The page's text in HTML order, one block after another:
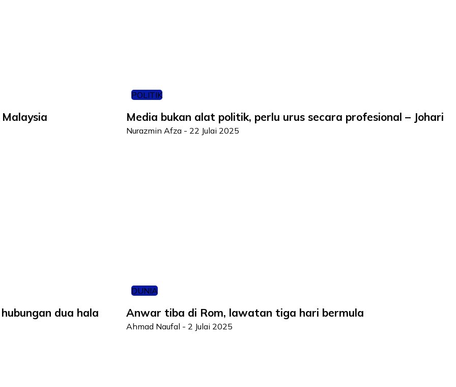
POLITIK
Media bukan alat politik, perlu urus secara profesional – Johari
Nurazmin Afza - 22 Julai 2025
dua hala
DUNIA
Anwar tiba di Rom, lawatan tiga hari bermula
Ahmad Naufal - 2 Julai 2025